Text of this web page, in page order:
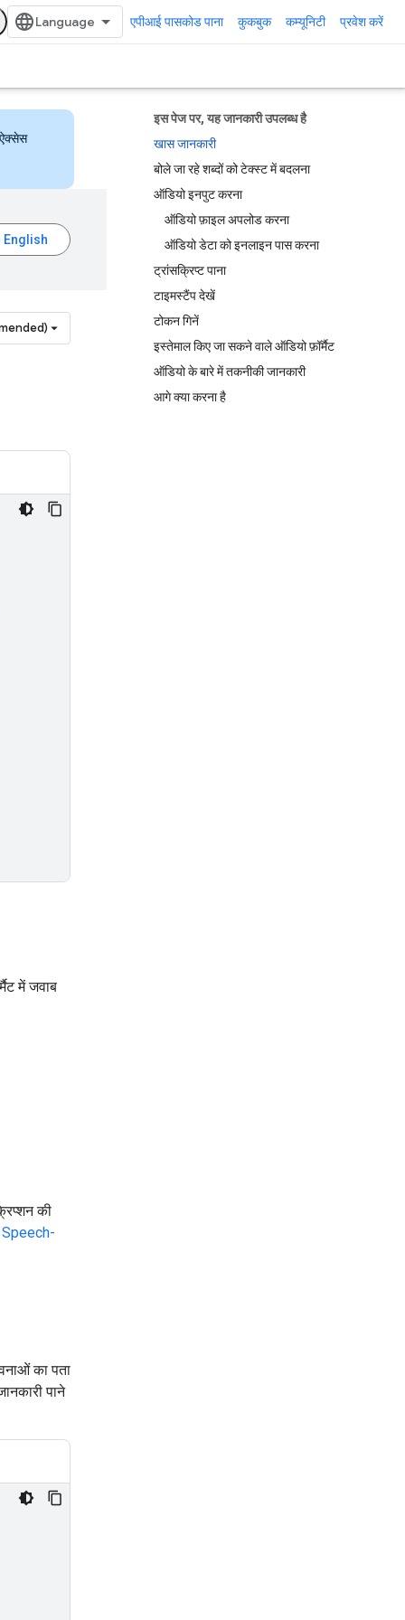
एपीआई पासकोड पाना कुकबुक कम्यूनिटी प्रवेश करें
इस पेज पर, यह जानकारी उपलब्ध है
खास जानकारी
बोले जा रहे शब्दों को टेक्स्ट में बदलना
ऑडियो इनपुट करना
ऑडियो फ़ाइल अपलोड करना
ऑडियो डेटा को इनलाइन पास करना
ट्रांसक्रिप्ट पाना
टाइमस्टैंप देखें
टोकन गिनें
इस्तेमाल किए जा सकने वाले ऑडियो फ़ॉर्मैट
ऑडियो के बारे में तकनीकी जानकारी
आगे क्या करना है
ऐक्सेस
में जवाब
की
का पता
पाने